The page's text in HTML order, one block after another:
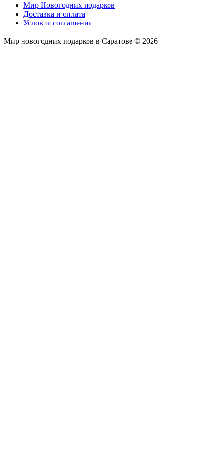
Мир Новогодних подарков
Доставка и оплата
Условия соглашения
Мир новогодних подарков в Саратове © 2026